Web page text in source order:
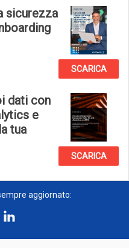
sicurezza
SCARICA
dati con
e
tua
SCARICA
aggiornato: